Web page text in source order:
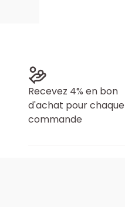
Recevez 4% en bon
d'achat pour chaque
commande